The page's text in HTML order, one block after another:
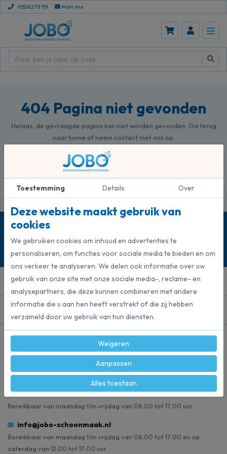
0528 275 151 Mail ons
404 Pagina niet gevonden
Helaas, de gevraagde pagina kan niet worden gevonden. Ga terug
naar home of neem contact met ons op.
Terug naar home Neem contact op
0528 275 151
Mail ons
Klantenservice
Blijf op de hoogte
Volg ons op social media en blijf op de hoogte van de laatste
nieuwtjes!
0528 275 151
Bereikbaar van maandag t/m vrijdag van 08:00 tot 17:00 uur
info@jobo-schoonmaak.nl
Bereikbaar van maandag t/m vrijdag van 08:00 tot 17:00 en op
zaterdag van 12:00 tot 17:00 uur
Toestemming Details Over
Deze website maakt gebruik van
cookies
We gebruiken cookies om inhoud en advertenties te
personaliseren, om functies voor sociale media te bieden en om
ons verkeer te analyseren. We delen ook informatie over uw
gebruik van onze site met onze sociale media-, reclame- en
analysepartners, die deze kunnen combineren met andere
informatie die u aan hen heeft verstrekt of die zij hebben
verzameld door uw gebruik van hun diensten.
Weigeren
Aanpassen
Alles toestaan